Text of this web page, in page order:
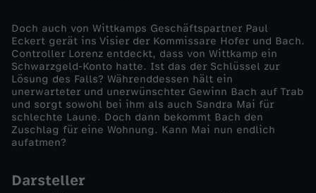
i
n
e
d
l
Doch auch von Wittkamps Geschäftspartner Paul
Eckert gerät ins Visier der Kommissare Hofer und Bach.
Controller Lorenz entdeckt, dass von Wittkamp ein
Schwarzgeld-Konto hatte. Ist das der Schlüssel zur
Lösung des Falls? Währenddessen hält ein
unerwarteter und unerwünschter Gewinn Bach auf Trab
und sorgt sowohl bei ihm als auch Sandra Mai für
schlechte Laune. Doch dann bekommt Bach den
Zuschlag für eine Wohnung. Kann Mai nun endlich
aufatmen?
Darsteller